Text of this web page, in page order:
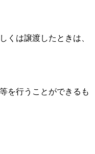
は譲渡したときは、
を行うことができるも